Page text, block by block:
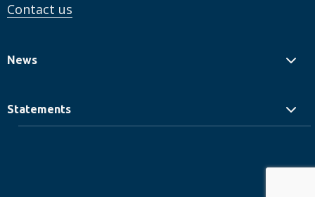
Contact us
News
Statements